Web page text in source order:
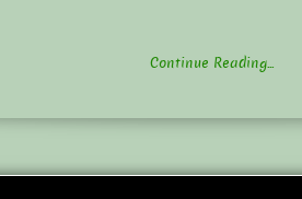
Continue Reading...